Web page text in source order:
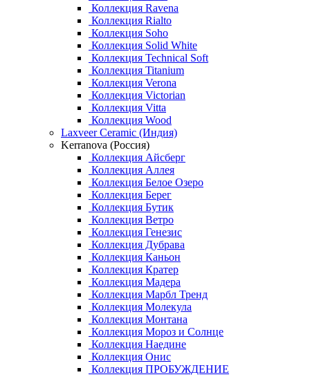
Коллекция Ravena
Коллекция Rialto
Коллекция Soho
Коллекция Solid White
Коллекция Technical Soft
Коллекция Titanium
Коллекция Verona
Коллекция Victorian
Коллекция Vitta
Коллекция Wood
Laxveer Ceramic (Индия)
Kerranova (Россия)
Коллекция Айсберг
Коллекция Аллея
Коллекция Белое Озеро
Коллекция Берег
Коллекция Бутик
Коллекция Ветро
Коллекция Генезис
Коллекция Дубрава
Коллекция Каньон
Коллекция Кратер
Коллекция Мадера
Коллекция Марбл Тренд
Коллекция Молекула
Коллекция Монтана
Коллекция Мороз и Солнце
Коллекция Наедине
Коллекция Онис
Коллекция ПРОБУЖДЕНИЕ